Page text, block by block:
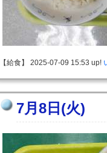
【給食】 2025-07-09 15:53 up!
7月8日(火)